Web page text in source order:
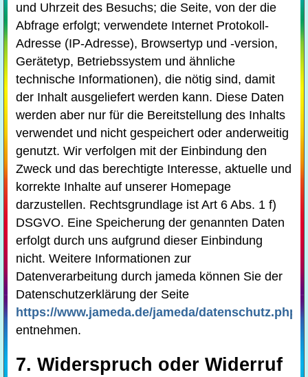
und Uhrzeit des Besuchs; die Seite, von der die
Abfrage erfolgt; verwendete Internet Protokoll-
Adresse (IP-Adresse), Browsertyp und -version,
Gerätetyp, Betriebssystem und ähnliche
technische Informationen), die nötig sind, damit
der Inhalt ausgeliefert werden kann. Diese Daten
werden aber nur für die Bereitstellung des Inhalts
verwendet und nicht gespeichert oder anderweitig
genutzt. Wir verfolgen mit der Einbindung den
Zweck und das berechtigte Interesse, aktuelle und
korrekte Inhalte auf unserer Homepage
darzustellen. Rechtsgrundlage ist Art 6 Abs. 1 f)
DSGVO. Eine Speicherung der genannten Daten
erfolgt durch uns aufgrund dieser Einbindung
nicht. Weitere Informationen zur
Datenverarbeitung durch jameda können Sie der
Datenschutzerklärung der Seite
https://www.jameda.de/jameda/datenschutz.php
entnehmen.
7. Widerspruch oder Widerruf